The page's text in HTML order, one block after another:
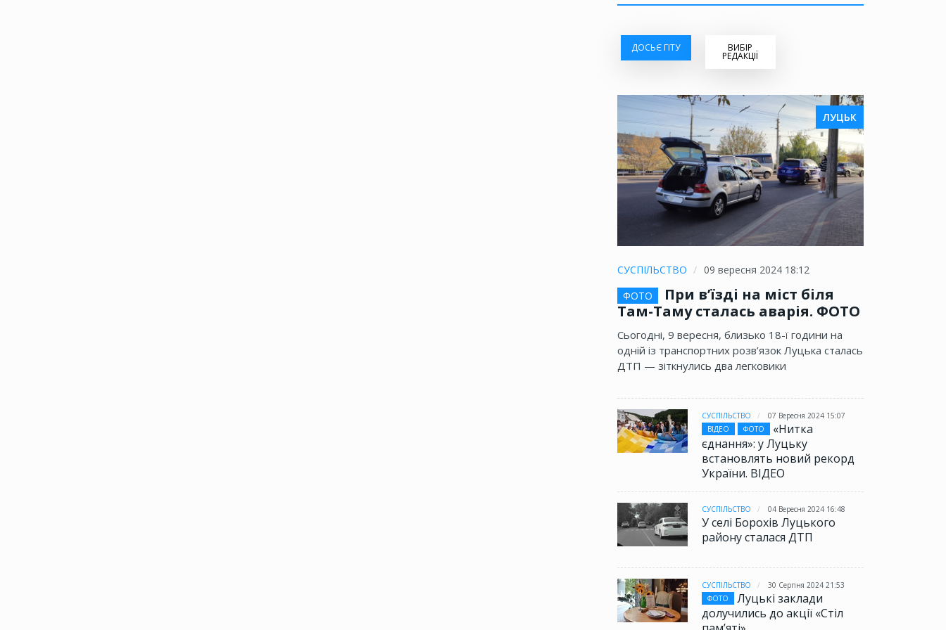
ДОСЬЄ ГІТУ ВИБІР
РЕДАКЦІЇ
ЛУЦЬК
СУСПІЛЬСТВО
09 вересня 2024 18:12
ФОТО
При в’їзді на міст біля
Там-Таму сталась аварія. ФОТО
Сьогодні, 9 вересня, близько 18-ї години на
одній із транспортних розв’язок Луцька сталась
ДТП — зіткнулись два легковики
СУСПІЛЬСТВО
07 Вересня 2024 15:07
ВІДЕО
ФОТО
«Нитка
єднання»: у Луцьку
встановлять новий рекорд
України. ВІДЕО
СУСПІЛЬСТВО 04 Вересня 2024 16:48
У селі Борохів Луцького
району сталася ДТП
СУСПІЛЬСТВО
30 Серпня 2024 21:53
ФОТО
Луцькі заклади
долучились до акції «Стіл